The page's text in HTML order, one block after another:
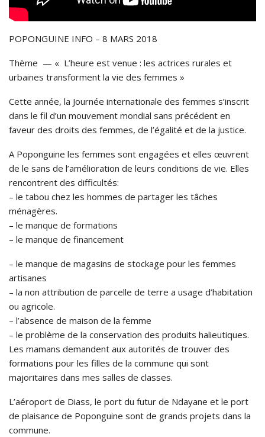
POPONGUINE INFO – 8 MARS 2018
Thème — « L’heure est venue : les actrices rurales et
urbaines transforment la vie des femmes »
Cette année, la Journée internationale des femmes s’inscrit
dans le fil d’un mouvement mondial sans précédent en
faveur des droits des femmes, de l’égalité et de la justice.
A Poponguine les femmes sont engagées et elles œuvrent
de le sans de l’amélioration de leurs conditions de vie. Elles
rencontrent des difficultés:
– le tabou chez les hommes de partager les tâches
ménagères.
– le manque de formations
– le manque de financement
– le manque de magasins de stockage pour les femmes
artisanes
– la non attribution de parcelle de terre a usage d’habitation
ou agricole.
– l’absence de maison de la femme
– le problème de la conservation des produits halieutiques.
Les mamans demandent aux autorités de trouver des
formations pour les filles de la commune qui sont
majoritaires dans mes salles de classes.
L’aéroport de Diass, le port du futur de Ndayane et le port
de plaisance de Poponguine sont de grands projets dans la
commune.